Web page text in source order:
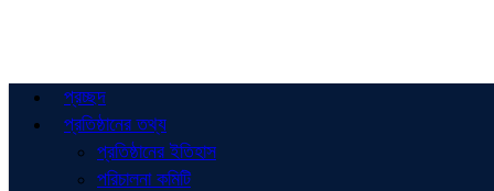
প্রচ্ছদ
প্রতিষ্ঠানের তথ্য
প্রতিষ্ঠানের ইতিহাস
পরিচালনা কমিটি